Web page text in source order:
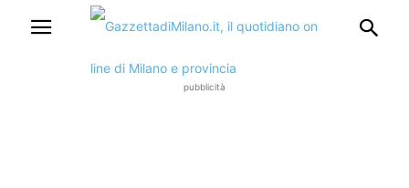
pubblicità